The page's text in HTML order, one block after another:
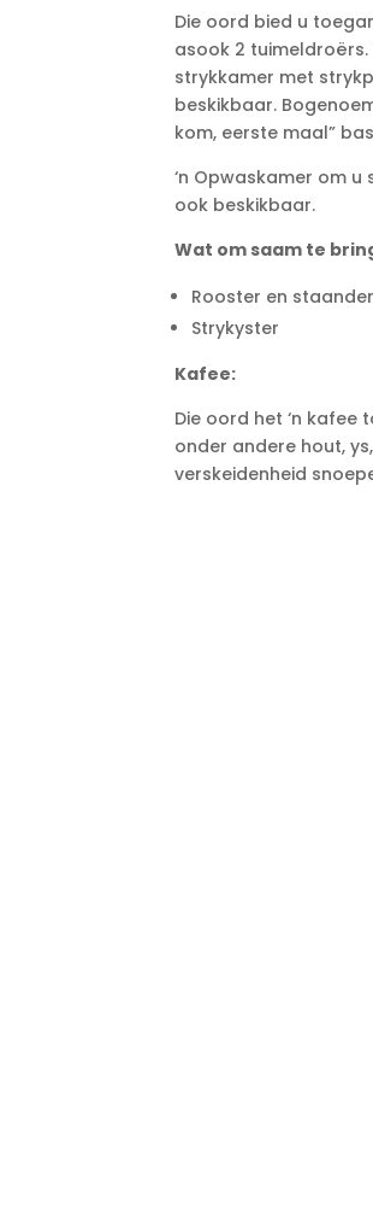
Die oord bied u
asook 2 tuimeldroërs.
strykkamer met
beskikbaar.
kom, eerste maal”
‘n Opwaskamer om
ook beskikbaar.
Wat om saam te
Rooster en
Strykyster
Kafee:
Die oord het ‘n kafee
onder andere hout,
verskeidenheid